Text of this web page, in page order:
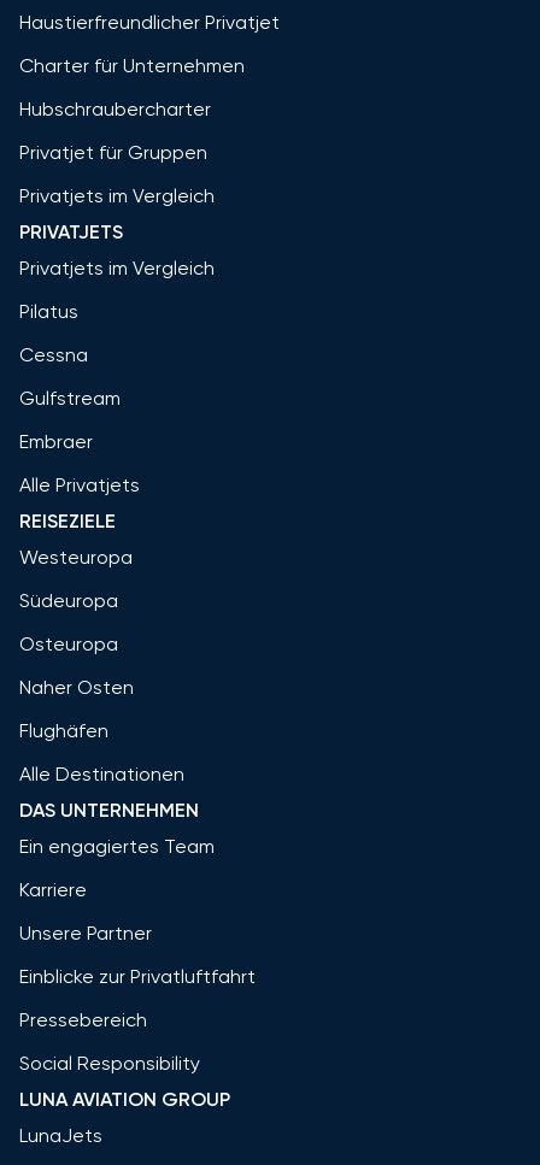
Haustierfreundlicher Privatjet
Charter für Unternehmen
Hubschraubercharter
Privatjet für Gruppen
Privatjets im Vergleich
PRIVATJETS
Privatjets im Vergleich
Pilatus
Cessna
Gulfstream
Embraer
Alle Privatjets
REISEZIELE
Westeuropa
Südeuropa
Osteuropa
Naher Osten
Flughäfen
Alle Destinationen
DAS UNTERNEHMEN
Ein engagiertes Team
Karriere
Unsere Partner
Einblicke zur Privatluftfahrt
Pressebereich
Social Responsibility
LUNA AVIATION GROUP
LunaJets